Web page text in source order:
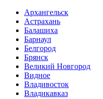
Архангельск
Астрахань
Балашиха
Барнаул
Белгород
Брянск
Великий Новгород
Видное
Владивосток
Владикавказ